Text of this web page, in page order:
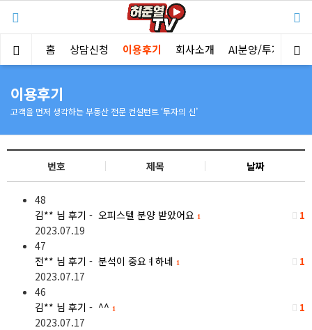
홈 상담신청 이용후기 회사소개 AI분양/투자분석
이용후기
고객을 먼저 생각하는 부동산 전문 컨설턴트 ‘투자의 신’
번호 제목 날짜
48
1
김** 님 후기 - 오피스텔 분양 받았어요 1
2023.07.19
47
1
전** 님 후기 - 분석이 중요ㅕ하네 1
2023.07.17
46
1
김** 님 후기 - ^^ 1
2023.07.17